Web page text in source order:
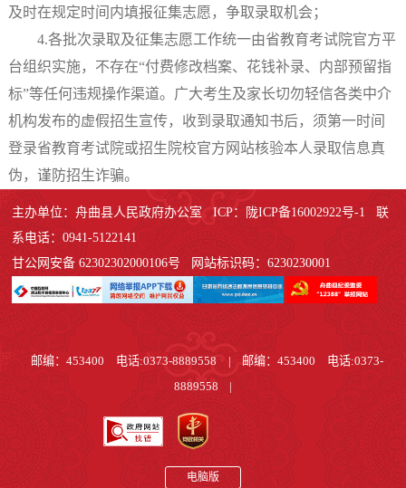
及时在规定时间内填报征集志愿，争取录取机会；
4.各批次录取及征集志愿工作统一由省教育考试院官方平
台组织实施，不存在“付费修改档案、花钱补录、内部预留指
标”等任何违规操作渠道。广大考生及家长切勿轻信各类中介
机构发布的虚假招生宣传，收到录取通知书后，须第一时间
登录省教育考试院或招生院校官方网站核验本人录取信息真
伪，谨防招生诈骗。
主办单位：舟曲县人民政府办公室 ICP：陇ICP备16002922号-1 联
系电话：0941-5122141
甘公网安备 62302302000106号 网站标识码：6230230001
邮编：453400 电话:0373-8889558 |
邮编：453400 电话:0373-
8889558
|
电脑版